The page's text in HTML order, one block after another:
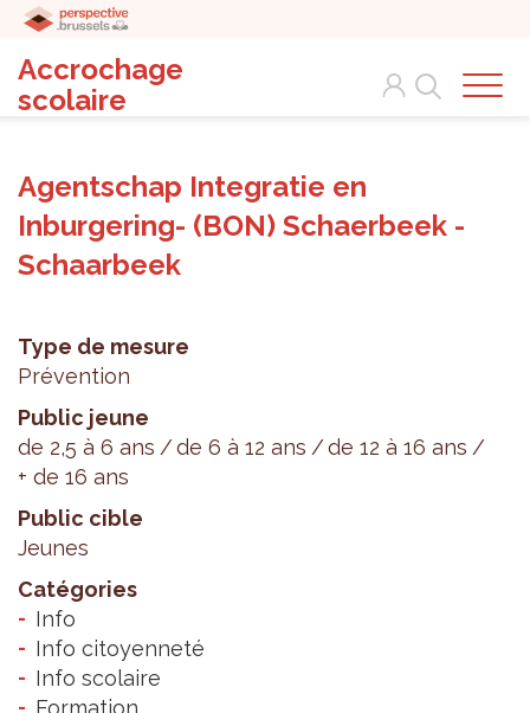
Accrochage
scolaire
Search
Agentschap Integratie en
Inburgering- (BON) Schaerbeek -
Schaarbeek
Type de mesure
Prévention
Public jeune
de 2,5 à 6 ans
de 6 à 12 ans
de 12 à 16 ans
+ de 16 ans
Public cible
Jeunes
Catégories
Info
Info citoyenneté
Info scolaire
Formation